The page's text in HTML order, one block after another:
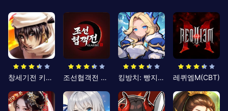
창세기전 키우기 조선협객전 클래식 킹방치: 빵지의 제왕 레퀴엠M(CBT)